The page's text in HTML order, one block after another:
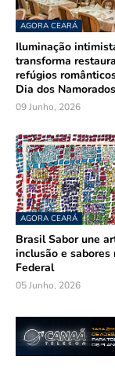
AGORA CEARÁ
Iluminação
transforma
refúgios
Dia dos Namorados
09 Junho, 2026
AGORA CEARÁ
Brasil Sabor une
inclusão e
Federal
05 Junho, 2026